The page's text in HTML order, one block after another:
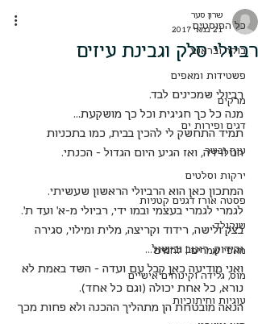
כל הפוסטים
בוקר ובראנצ
פשטידות ומאפים
מרקים
דגים ופירות ים
עוף ובשר
ירקות וסלטים
פסטה אורז דגנים קטניות
שוקולד
מאפי שמרים | לחמים
מוס, גלידה וקינוחים אישיים
עוגיות וחיתוכיות
רביולי סלק וגבינת עיזים
שרון סער
21 במאי 2017
רביולי שמכינים לבד.
מנה כל כך חגיגית וכל כך מושקעת...
תמיד התחשק לי להכין בבית, כמו בתכניות
הטלויזיה, ואז הגיע היום הגדול - הכנתי.
המתכון כאן הוא הרביולי הראשון שעשיתי.
לגמרי לגמרי בעצמי ובמו ידי, רביולי מ-א’ ועד ת’.
בצק ולישה, רידוד וקריצה, מלית ומילוי, סגירה
והידוק, רוטב ובישול…
ואני מודיעה כאן קבל עם ועדה – השד באמת לא
נורא, כל אחת יכולה (וגם כל אחד).
הנאה מובטחת הן מתהליך ההכנה ולא פחות מכך